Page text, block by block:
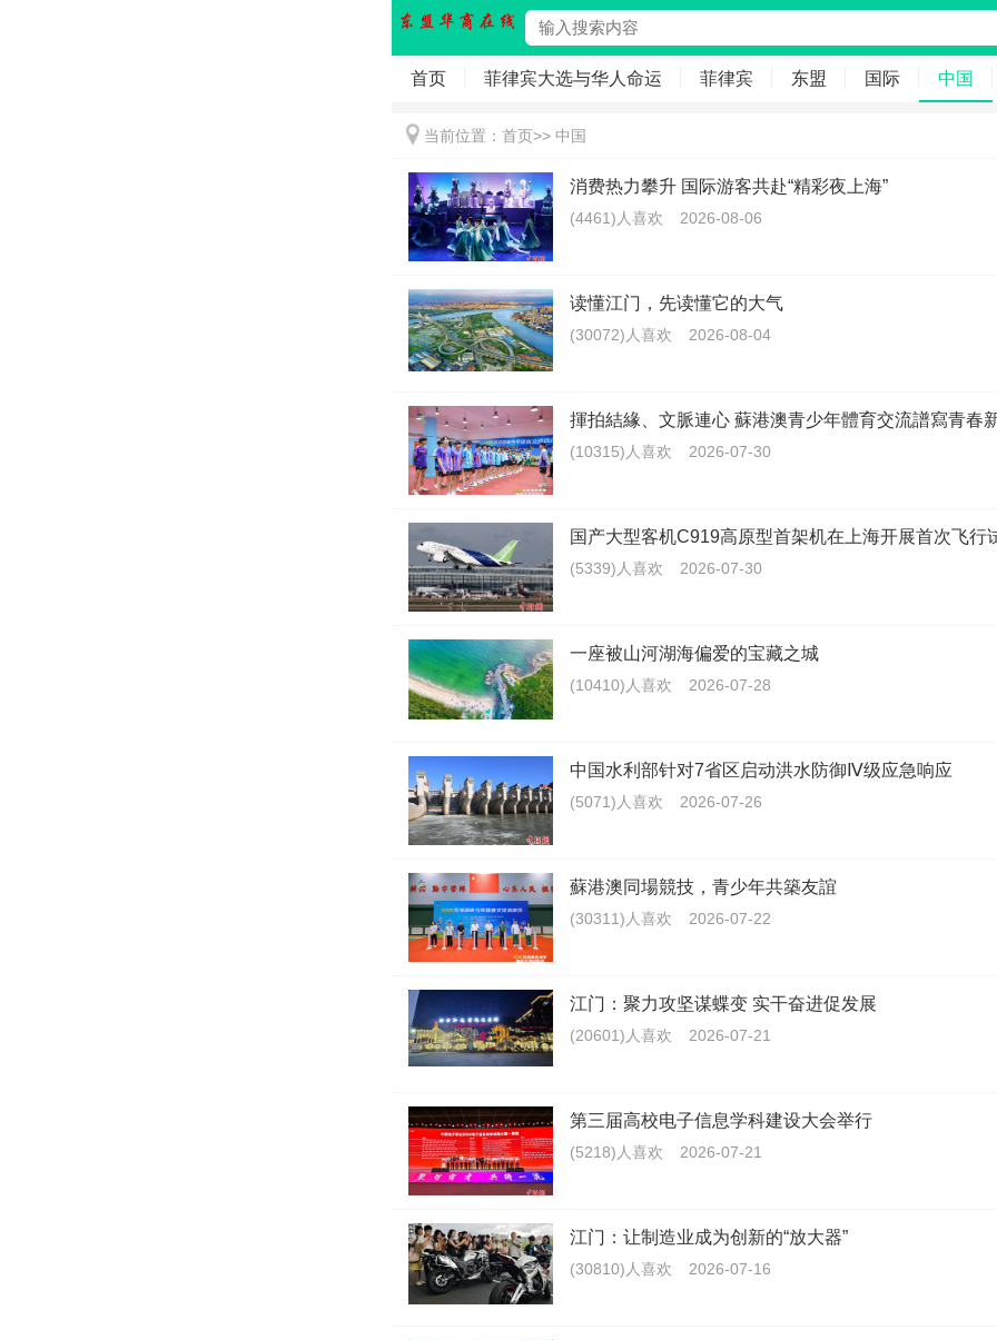
首页 菲律宾大选与华人命运 菲律宾 东盟 国际 中国
当前位置： 首页>> 中国
消费热力攀升 国际游客共赴“精彩夜上海”
(4461)人喜欢 2026-08-06
读懂江门，先读懂它的大气
(30072)人喜欢 2026-08-04
揮拍結緣、文脈連心 蘇港澳青少年體育交流譜寫青春
(10315)人喜欢 2026-07-30
国产大型客机C919高原型首架机在上海开展首次飞行
(5339)人喜欢 2026-07-30
一座被山河湖海偏爱的宝藏之城
(10410)人喜欢 2026-07-28
中国水利部针对7省区启动洪水防御Ⅳ级应急响应
(5071)人喜欢 2026-07-26
蘇港澳同場競技，青少年共築友誼
(30311)人喜欢 2026-07-22
江门：聚力攻坚谋蝶变 实干奋进促发展
(20601)人喜欢 2026-07-21
第三届高校电子信息学科建设大会举行
(5218)人喜欢 2026-07-21
江门：让制造业成为创新的“放大器”
(30810)人喜欢 2026-07-16